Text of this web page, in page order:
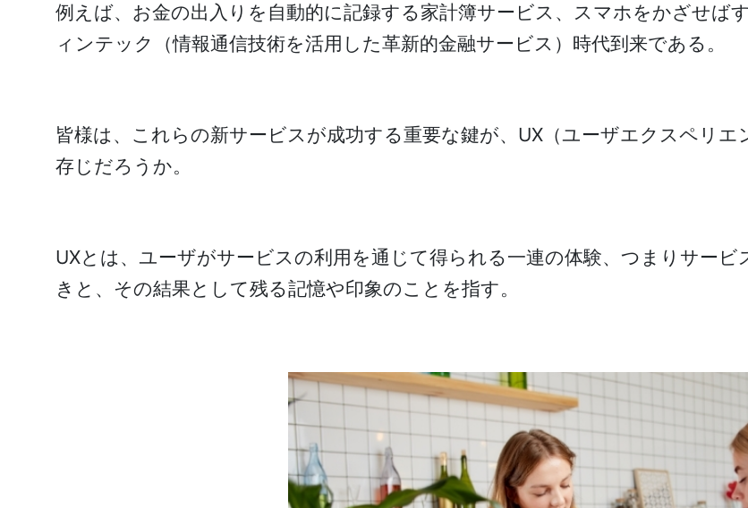
例えば、お金の出入りを自動的に記録する家計簿サービス、スマホをかざせば
ィンテック（情報通信技術を活用した革新的金融サービス）時代到来である。
皆様は、これらの新サービスが成功する重要な鍵が、UX（ユーザエクスペリ
存じだろうか。
UXとは、ユーザがサービスの利用を通じて得られる一連の体験、つまりサー
きと、その結果として残る記憶や印象のことを指す。